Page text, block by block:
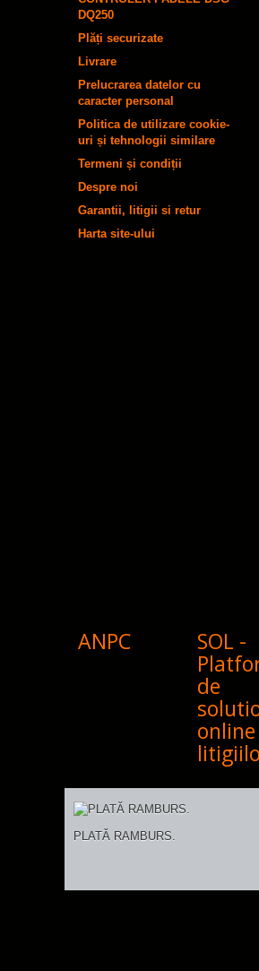
DQ250
Plăți securizate
Livrare
Prelucrarea datelor cu
caracter personal
Politica de utilizare cookie-
uri și tehnologii similare
Termeni și condiții
Despre noi
Garantii, litigii si retur
Harta site-ului
ANPC SOL -
de
online
PLATĂ RAMBURS.